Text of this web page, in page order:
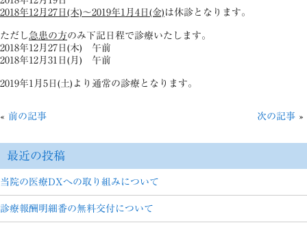
2018年12月27日(木)～2019年1月4日(金) は休診となります。
ただし急患の方のみ下記日程で診療いたします。
2018年12月27日(木) 午前
2018年12月31日(月) 午前
2019年1月5日(土)より通常の診療となります。
« 前の記事 次の記事 »
最近の投稿
当院の医療DXへの取り組みについて
診療報酬明細番の無料交付について